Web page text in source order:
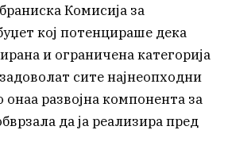
Комисија за
кој потенцираше дека
и ограничена категорија
сите најнеопходни
онаа развојна компонента за
да ја реализира пред